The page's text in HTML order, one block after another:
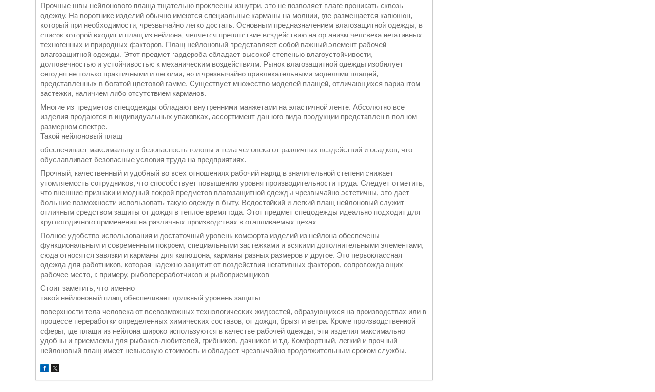
Прочные швы нейлонового плаща тщательно проклеены изнутри, это не позволяет влаге проникать сквозь
одежду. На воротнике изделий обычно имеются специальные карманы на молнии, где размещается капюшон,
который при необходимости, чрезвычайно легко достать. Основным предназначением влагозащитной одежды, в
список которой входит и плащ из нейлона, является препятствие воздействию на организм человека негативных
техногенных и природных факторов. Плащ нейлоновый представляет собой важный элемент рабочей
влагозащитной одежды. Этот предмет гардероба обладает высокой степенью влагоустойчивости,
долговечностью и устойчивостью к механическим воздействиям. Рынок влагозащитной одежды изобилует
сегодня не только практичными и легкими, но и чрезвычайно привлекательными моделями плащей,
представленных в богатой цветовой гамме. Существует множество моделей плащей, отличающихся вариантом
застежки, наличием либо отсутствием карманов.
Многие из предметов спецодежды обладают внутренними манжетами на эластичной ленте. Абсолютно все
изделия продаются в индивидуальных упаковках, ассортимент данного вида продукции представлен в полном
размерном спектре.
Такой нейлоновый плащ
обеспечивает максимальную безопасность головы и тела человека от различных воздействий и осадков, что
обуславливает безопасные условия труда на предприятиях.
Прочный, качественный и удобный во всех отношениях рабочий наряд в значительной степени снижает
утомляемость сотрудников, что способствует повышению уровня производительности труда. Следует отметить,
что внешние признаки и модный покрой предметов влагозащитной одежды чрезвычайно эстетичны, это дает
большие возможности использовать такую одежду в быту. Водостойкий и легкий плащ нейлоновый служит
отличным средством защиты от дождя в теплое время года. Этот предмет спецодежды идеально подходит для
круглогодичного применения на различных производствах в отапливаемых цехах.
Полное удобство использования и достаточный уровень комфорта изделий из нейлона обеспечены
функциональным и современным покроем, специальными застежками и всякими дополнительными элементами,
сюда относятся завязки и карманы для капюшона, карманы разных размеров и другое. Это первоклассная
одежда для работников, которая надежно защитит от воздействия негативных факторов, сопровождающих
рабочее место, к примеру, рыбопереработчиков и рыбоприемщиков.
Стоит заметить, что именно
такой нейлоновый плащ обеспечивает должный уровень защиты
поверхности тела человека от всевозможных технологических жидкостей, образующихся на производствах или в
процессе переработки определенных химических составов, от дождя, брызг и ветра. Кроме производственной
сферы, где плащи из нейлона широко используются в качестве рабочей одежды, эти изделия максимально
удобны и приемлемы для рыбаков-любителей, грибников, дачников и т.д. Комфортный, легкий и прочный
нейлоновый плащ имеет невысокую стоимость и обладает чрезвычайно продолжительным сроком службы.